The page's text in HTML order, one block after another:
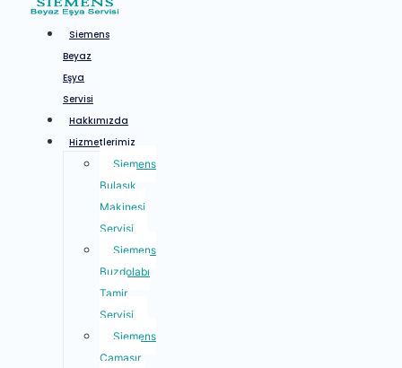
Siemens
Beyaz
Eşya
Servisi
Hakkımızda
Hizmetlerimiz
Siemens
Bulaşık
Makinesi
Servisi
Siemens
Buzdolabı
Tamir
Servisi
Siemens
Çamaşır